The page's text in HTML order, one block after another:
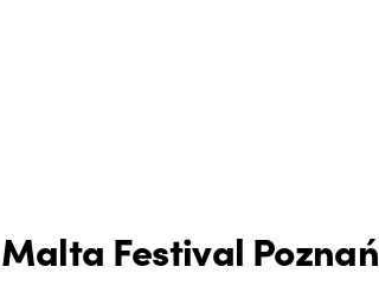
Festival Poznań